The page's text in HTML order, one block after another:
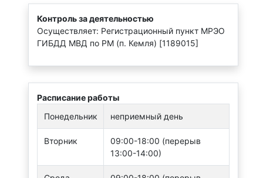
Контроль за деятельностью
Осуществляет: Регистрационный пункт МРЭО
ГИБДД МВД по РМ (п. Кемля) [1189015]
Расписание работы
Понедельник
неприемный день
Вторник
09:00-18:00 (перерыв
13:00-14:00)